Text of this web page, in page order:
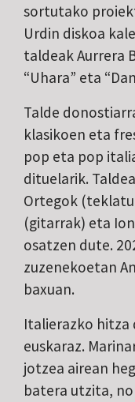
sortutako
Urdin diskoa
taldeak Aurrera
“Uhara” eta
Talde
klasikoen eta
pop eta pop
dituelarik.
Ortegok
(gitarrak) eta
osatzen dute.
zuzenekoetan
baxuan.
Italierazko hitza
euskaraz.
jotzea airean
batera utzita,